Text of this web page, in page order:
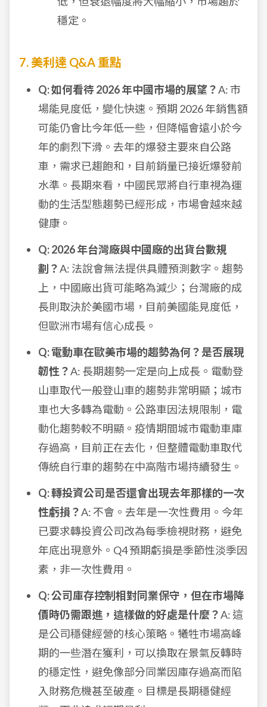
穩定。
7. 美利達 Q&A 重點
Q: 如何看待 2026 年中國市場的展望？A: 市
場能見度低，變化快速。預期 2026 年銷售額
可能仍會比今年低一些，但降幅會遠小於今
年的劇烈下滑。去年的爆發主要來自公路
車，需求已趨飽和，目前銷量已接近爆發前
水準。長期來看，中國民眾將自行車視為運
動的生活型態趨勢已經形成，市場會越來越
健康。
Q: 2026 年台灣廠與中國廠的出貨台數規
劃？A: 法說會無法提供具體預測數字。趨勢
上，中國廠出貨可能略為減少；台灣廠的成
長則取決於美國市場，目前美國能見度低，
但歐洲市場有信心成長。
Q: 電動車在歐美市場的趨勢為何？是否展現
韌性？A: 長期趨勢一定是向上成長。電動登
山車取代一般登山車的趨勢非常明顯；城市
車也大多轉為電動。公路車因法規限制，電
動化趨勢較不明顯。疫情期間城市電動車庫
存過高，目前正在去化，但整體電動車取代
傳統自行車的趨勢在中高階市場持續發生。
Q: 轉投資公司是否還會出現去年那樣的一次
性虧損？A: 不會。去年是一次性費用。今年
已要求轉投資公司改為每季檢視財務，避免
年底出現意外。Q4 預期虧損是季節性淡季因
素，非一次性費用。
Q: 公司庫存控制相對同業保守，但在市場降
價時仍需跟進，這樣做的好處是什麼？A: 這
是公司穩健經營的核心策略。犧牲市場高峰
期的一些潛在獲利，可以換取在景氣反轉時
的穩定性，避免像部分同業因庫存過高而陷
入財務危機甚至破產。目標是長期穩健經